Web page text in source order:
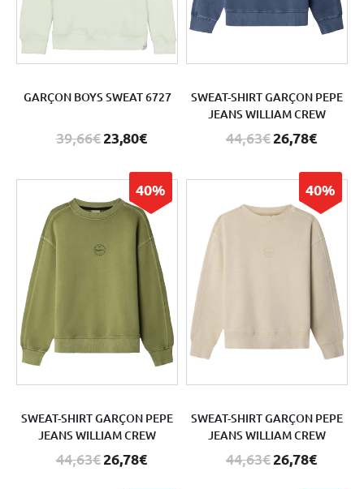
GARÇON BOYS SWEAT 6727
39,66€23,80€
SWEAT-SHIRT GARÇON PEPE
JEANS WILLIAM CREW
44,63€26,78€
40%
SWEAT-SHIRT GARÇON PEPE
JEANS WILLIAM CREW
44,63€26,78€
40%
SWEAT-SHIRT GARÇON PEPE
JEANS WILLIAM CREW
44,63€26,78€